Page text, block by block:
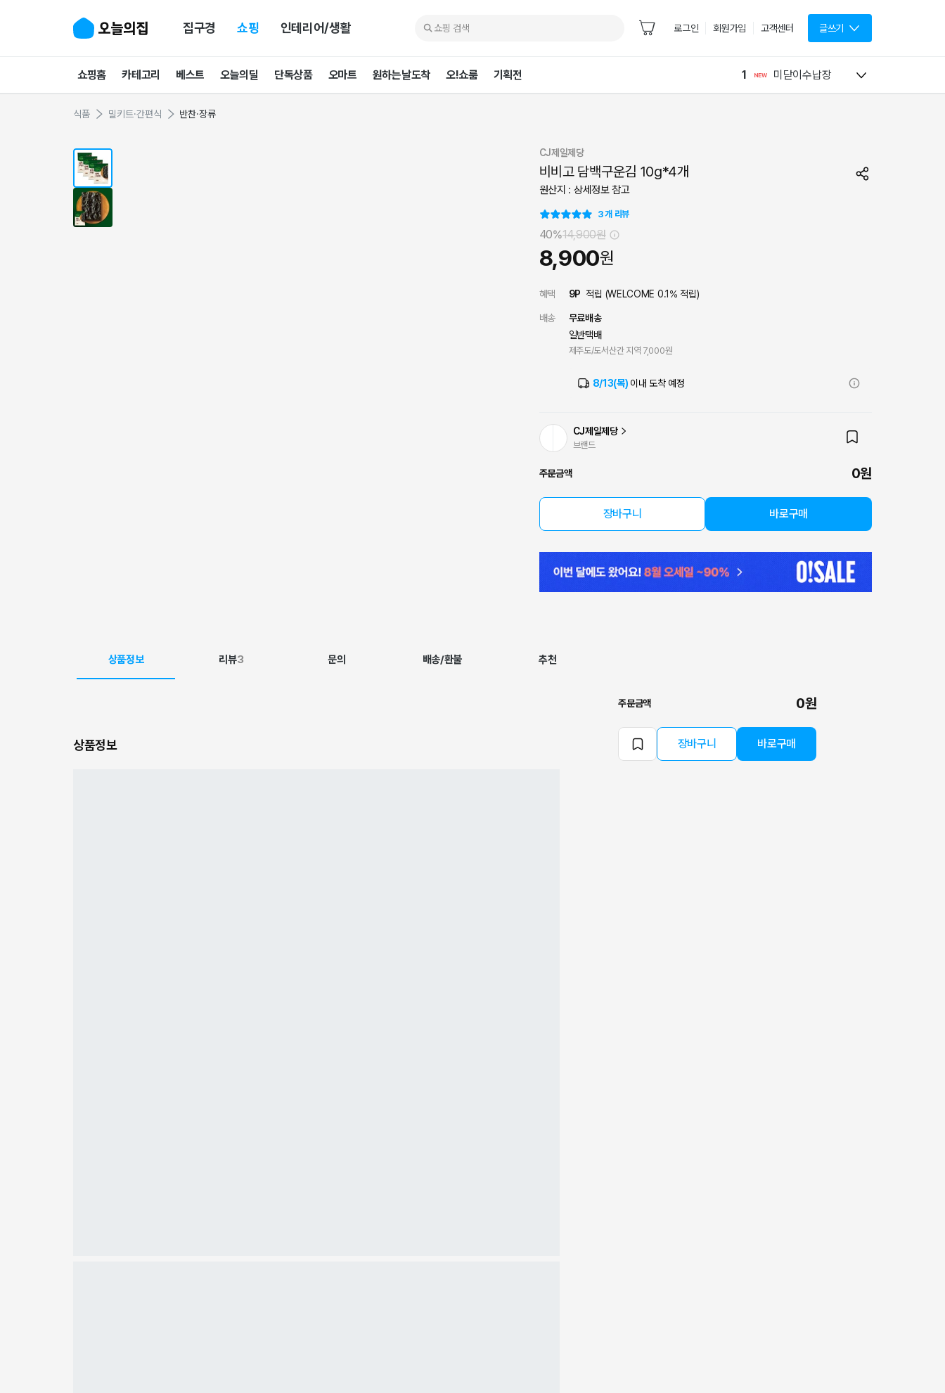
집구경 쇼핑 인테리어/생활 로그인 회원가입 고객센터 글쓰기
쇼핑홈 카테고리 베스트 오늘의딜 단독상품 오마트 원하는날도착 오!쇼룸 기획전 1 미닫이수납장
식품 밀키트·간편식 반찬·장류
CJ제일제당
비비고 담백구운김 10g*4개
원산지 : 상세정보 참고
3개 리뷰
40%14,900원
8,900원
혜택 9P 적립 (WELCOME 0.1% 적립)
배송
무료배송
일반택배
제주도/도서산간 지역 7,000원
8/13(목) 이내 도착 예정
CJ제일제당
브랜드
주문금액 0원
장바구니 바로구매
상품정보 리뷰3 문의 배송/환불 추천
상품정보
주문금액 0원
장바구니 바로구매